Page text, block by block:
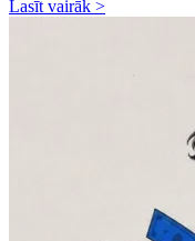
Lasīt vairāk >